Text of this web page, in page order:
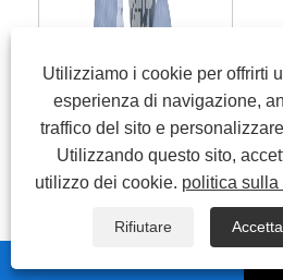
Utilizziamo i cookie per offrirti
esperienza di navigazione,
traffico del sito e
Utilizzando questo sito,
utilizzo dei cookie. politica sulla
Rifiutare